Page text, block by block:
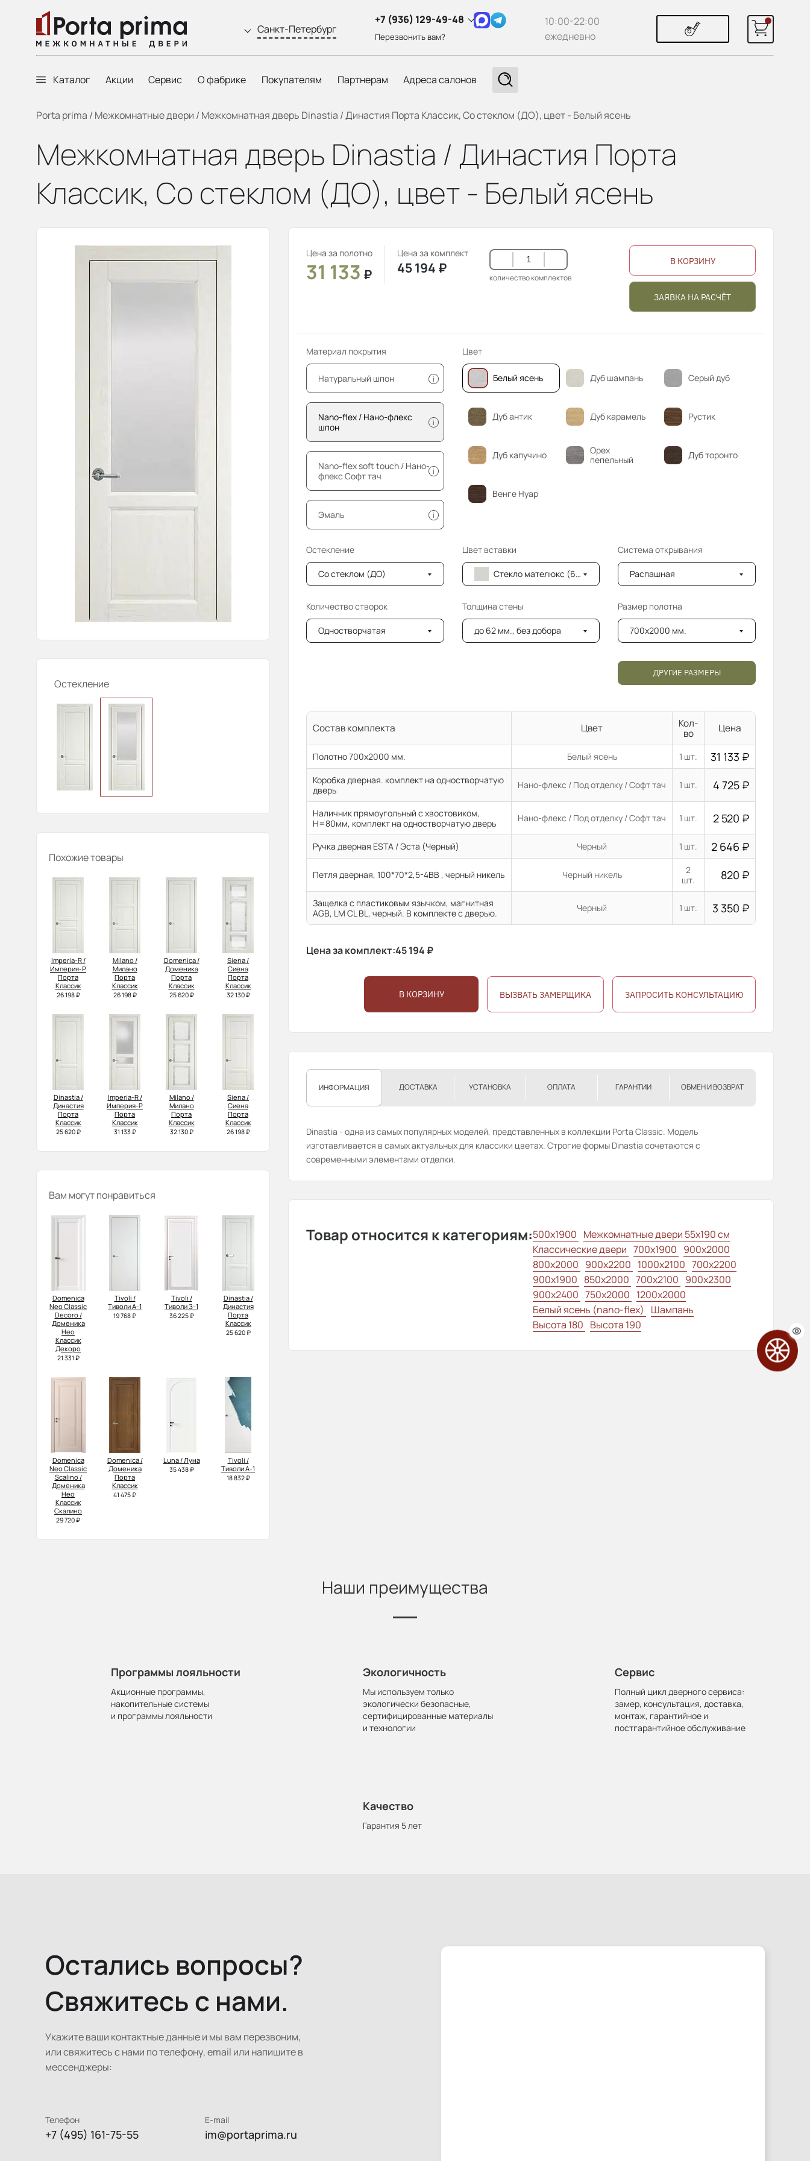
Санкт-Петербург
+7 (936) 129-49-48
Перезвонить вам?
10:00-22:00
ежедневно
Каталог Акции Сервис О фабрике Покупателям Партнерам Адреса салонов
Porta prima / Межкомнатные двери / Межкомнатная дверь Dinastia / Династия Порта Классик, Со стеклом (ДО), цвет - Белый ясень
Межкомнатная дверь Dinastia / Династия Порта
Классик, Со стеклом (ДО), цвет - Белый ясень
Остекление
Похожие товары
Imperia-R /
Империя-Р
Порта
Классик
26 198 ₽
Milano /
Милано
Порта
Классик
26 198 ₽
Domenica /
Доменика
Порта
Классик
25 620 ₽
Siena /
Сиена
Порта
Классик
32 130 ₽
Dinastia /
Династия
Порта
Классик
25 620 ₽
Imperia-R /
Империя-Р
Порта
Классик
31 133 ₽
Milano /
Милано
Порта
Классик
32 130 ₽
Siena /
Сиена
Порта
Классик
26 198 ₽
Вам могут понравиться
Domenica
Neo Classic
Decoro /
Доменика
Нео
Классик
Декоро
21 331 ₽
Tivoli /
Тиволи А-1
19 768 ₽
Tivoli /
Тиволи З-1
36 225 ₽
Dinastia /
Династия
Порта
Классик
25 620 ₽
Domenica
Neo Classic
Scalino /
Доменика
Нео
Классик
Скалино
29 720 ₽
Domenica /
Доменика
Порта
Классик
41 475 ₽
Luna / Луна
35 438 ₽
Tivoli /
Тиволи А-1
18 832 ₽
Цена за полотно
31 133 ₽
Цена за комплект
45 194 ₽
количество комплектов
В КОРЗИНУ
ЗАЯВКА НА РАСЧЁТ
Материал покрытия
Натуральный шпон i
Nano-flex / Нано-флекс
шпон
i
Nano-flex soft touch / Нано-
флекс Софт тач
i
Эмаль i
Цвет
Белый ясень Дуб шампань Серый дуб
Дуб антик Дуб карамель Рустик
Дуб капучино
Орех
пепельный
Дуб торонто
Венге Нуар
Остекление
Со стеклом (ДО)
Цвет вставки
Стекло мателюкс (6мм) с фацетом
Система открывания
Распашная
Количество створок
Одностворчатая
Толщина стены
до 62 мм., без добора
Размер полотна
700x2000 мм.
ДРУГИЕ РАЗМЕРЫ
Состав комплекта Цвет
Кол-
во
Цена
Полотно 700x2000 мм. Белый ясень 1 шт. 31 133 ₽
Коробка дверная. комплект на одностворчатую
дверь
Нано-флекс / Под отделку / Софт тач 1 шт. 4 725 ₽
Наличник прямоугольный с хвостовиком,
H=80мм, комплект на одностворчатую дверь
Нано-флекс / Под отделку / Софт тач 1 шт. 2 520 ₽
Ручка дверная ESTA / Эста (Черный) Черный 1 шт. 2 646 ₽
Петля дверная, 100*70*2,5-4ВВ , черный никель Черный никель
2
шт.
820 ₽
Защелка с пластиковым язычком, магнитная
AGB, LM CL BL, черный. В комплекте с дверью.
Черный 1 шт. 3 350 ₽
Цена за комплект:45 194 ₽
В КОРЗИНУ ВЫЗВАТЬ ЗАМЕРЩИКА ЗАПРОСИТЬ КОНСУЛЬТАЦИЮ
ИНФОРМАЦИЯ ДОСТАВКА УСТАНОВКА ОПЛАТА ГАРАНТИИ ОБМЕН И ВОЗВРАТ
Dinastia - одна из самых популярных моделей, представленных в коллекции Porta Classic. Модель
изготавливается в самых актуальных для классики цветах. Строгие формы Dinastia сочетаются с
современными элементами отделки.
Товар относится к категориям:500x1900 Межкомнатные двери 55х190 см
Классические двери 700x1900 900x2000
800x2000 900x2200 1000x2100 700x2200
900x1900 850x2000 700x2100 900x2300
900x2400 750x2000 1200x2000
Белый ясень (nano-flex)
Шампань
Высота 180 Высота 190
Наши преимущества
Программы лояльности
Акционные программы,
накопительные системы
и программы лояльности
Экологичность
Мы используем только
экологически безопасные,
сертифицированные материалы
и технологии
Сервис
Полный цикл дверного сервиса:
замер, консультация, доставка,
монтаж, гарантийное и
постгарантийное обслуживание
Качество
Гарантия 5 лет
Остались вопросы?
Свяжитесь с нами.
Укажите ваши контактные данные и мы вам перезвоним,
или свяжитесь с нами по телефону, email или напишите в
мессенджеры:
Телефон
+7 (495) 161-75-55
E-mail
im@portaprima.ru